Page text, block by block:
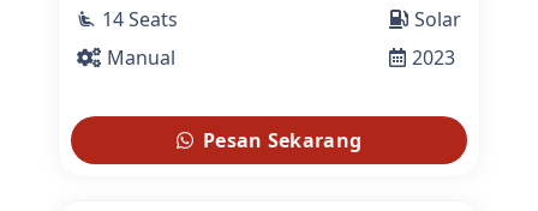
airline_seat_recline_extra 14 Seats
Manual
Solar
2023
Pesan Sekarang